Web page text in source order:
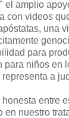
el amplio
con videos
una
para
para niños en
a
entre
en nuestro